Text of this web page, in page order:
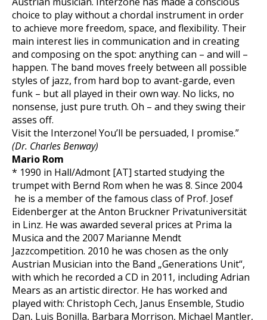
choice to play without a chordal instrument in order
to achieve more freedom, space, and flexibility. Their
main interest lies in communication and in creating
and composing on the spot: anything can – and will –
happen. The band moves freely between all possible
styles of jazz, from hard bop to avant-garde, even
funk – but all played in their own way. No licks, no
nonsense, just pure truth. Oh – and they swing their
asses off.
Visit the Interzone! You’ll be persuaded, I promise.”
(Dr. Charles Benway)
Mario Rom
* 1990 in Hall/Admont [AT] started studying the
trumpet with Bernd Rom when he was 8. Since 2004
he is a member of the famous class of Prof. Josef
Eidenberger at the Anton Bruckner Privatuniversität
in Linz. He was awarded several prices at Prima la
Musica and the 2007 Marianne Mendt
Jazzcompetition. 2010 he was chosen as the only
Austrian Musician into the Band „Generations Unit“,
with which he recorded a CD in 2011, including Adrian
Mears as an artistic director. He has worked and
played with: Christoph Cech, Janus Ensemble, Studio
Dan, Luis Bonilla, Barbara Morrison, Michael Mantler,